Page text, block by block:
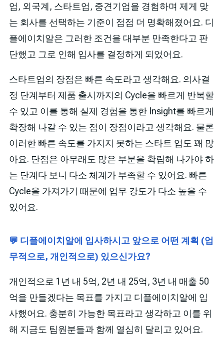
업, 외국계, 스타트업, 중견기업을 경험하며 제게 맞
는 회사를 선택하는 기준이 점점 더 명확해졌어요. 디
플에이치알은 그러한 조건을 대부분 만족한다고 판
단했고 그로 인해 입사를 결정하게 되었어요.
스타트업의 장점은 빠른 속도라고 생각해요. 의사결
정 단계부터 제품 출시까지의 Cycle을 빠르게 반복할
수 있고 이를 통해 실제 경험을 통한 Insight를 빠르게
확장해 나갈 수 있는 점이 장점이라고 생각해요. 물론
이러한 빠른 속도를 가지지 못하는 스타트 업도 꽤 많
아요. 단점은 아무래도 많은 부분을 확립해 나가야 하
는 단계다 보니 다소 체계가 부족할 수 있어요. 빠른
Cycle을 가져가기 때문에 업무 강도가 다소 높을 수
있어요.
💬 디플에이치알에 입사하시고 앞으로 어떤 계획 (업
무적으로, 개인적으로) 있으신가요?
개인적으로 1년 내 5억, 2년 내 25억, 3년 내 매출 50
억을 만들겠다는 목표를 가지고 디플에이치알에 입
사했어요. 충분히 가능한 목표라고 생각하고 이를 위
해 지금도 팀원분들과 함께 열심히 달리고 있어요.